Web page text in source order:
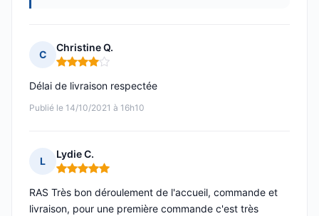
C
Christine Q.
Note : 4 sur 5
Publié le 14/10/2021 à 16h10
Délai de livraison respectée
L
Lydie C.
Note : 5 sur 5
RAS Très bon déroulement de l'accueil, commande et
livraison, pour une première commande c'est très